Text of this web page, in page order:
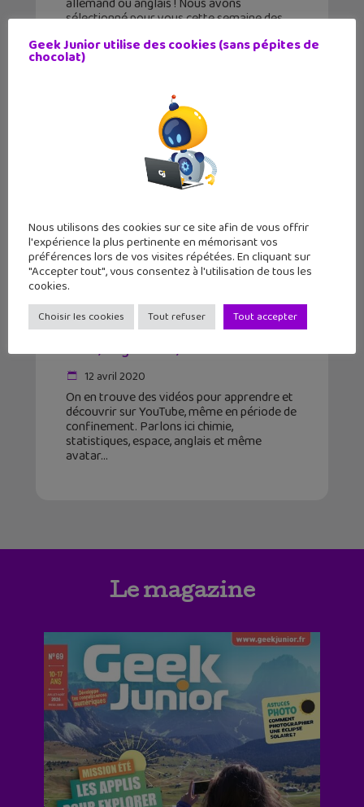
sélectionné pour vous cette semaine des
Apprendre avec YouTube #173 : Les
tutos de Huito, Norbert explique
nous, Hugo Lisoir, Scie...
12 avril 2020
On en trouve des vidéos pour apprendre et
découvrir sur YouTube, même en période de
confinement. Parlons ici chimie,
statistiques, espace, anglais et même
avatar
Le magazine
Geek Junior utilise des cookies (sans pépites de
chocolat)
Nous utilisons des cookies sur ce site afin de vous offrir
l'expérience la plus pertinente en mémorisant vos
préférences lors de vos visites répétées. En cliquant sur
"Accepter tout", vous consentez à l'utilisation de tous les
cookies.
Choisir les cookies Tout refuser Tout accepter